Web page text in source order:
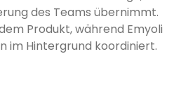
des Teams übernimmt.
Produkt, während Emyoli
im Hintergrund koordiniert.